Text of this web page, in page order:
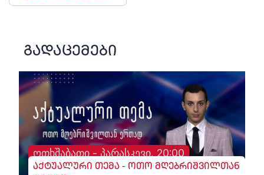
გადაცემები
ოთხშაბათი - პარასკევი, 20:00
აქტუალური თემა - ოთო მღებრიშვილთან